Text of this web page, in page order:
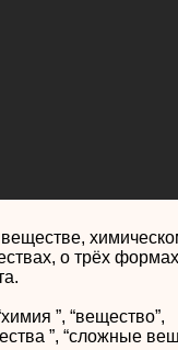
о трёх формах
”, “вещество”,
”, “сложные